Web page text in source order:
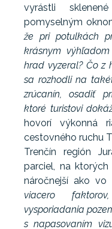
vyrástli
pomyselným
že pri potulkách
krásnym
hrad vyzeral? Čo z
sa rozhodli na
zrúcanín, osadiť
ktoré turistovi
hovorí výkonná
cestovného ruchu
Trenčín región
parciel, na
náročnejší ako vo
viacero
vysporiadania
s napasovaním